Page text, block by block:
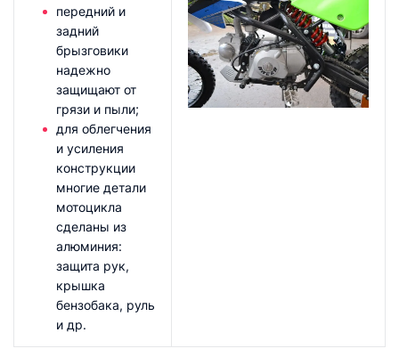
передний и
задний
брызговики
надежно
защищают от
грязи и пыли;
для облегчения
и усиления
конструкции
многие детали
мотоцикла
сделаны из
алюминия:
защита рук,
крышка
бензобака, руль
и др.